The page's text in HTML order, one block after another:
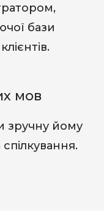
бази
мов
зручну йому